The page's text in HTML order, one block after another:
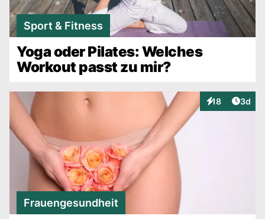
Sport & Fitness
Yoga oder Pilates: Welches
Workout passt zu mir?
18
Interaktionen
3d
Frauengesundheit